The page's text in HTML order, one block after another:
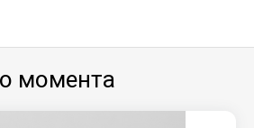
момента